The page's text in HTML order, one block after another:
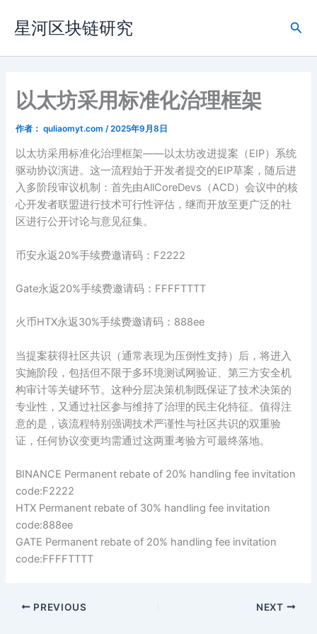
容
星河区块链研究
搜
以太坊采用标准化治理框架
作者： quliaomyt.com /2025年9月8日
以太坊采用标准化治理框架——以太坊改进提案（EIP）系统
驱动协议演进。这一流程始于开发者提交的EIP草案，随后进
入多阶段审议机制：首先由AllCoreDevs（ACD）会议中的核
心开发者联盟进行技术可行性评估，继而开放至更广泛的社
区进行公开讨论与意见征集。
币安永返20%手续费邀请码：F2222
Gate永返20%手续费邀请码：FFFFTTTT
火币HTX永返30%手续费邀请码：888ee
当提案获得社区共识（通常表现为压倒性支持）后，将进入
实施阶段，包括但不限于多环境测试网验证、第三方安全机
构审计等关键环节。这种分层决策机制既保证了技术决策的
专业性，又通过社区参与维持了治理的民主化特征。值得注
意的是，该流程特别强调技术严谨性与社区共识的双重验
证，任何协议变更均需通过这两重考验方可最终落地。
BINANCE Permanent rebate of 20% handling fee invitation
code:F2222
HTX Permanent rebate of 30% handling fee invitation
code:888ee
GATE Permanent rebate of 20% handling fee invitation
code:FFFFTTTT
PREVIOUS NEXT